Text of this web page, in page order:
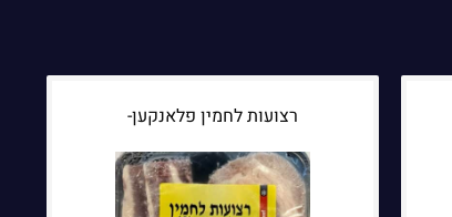
רצועות לחמין פלאנקען-